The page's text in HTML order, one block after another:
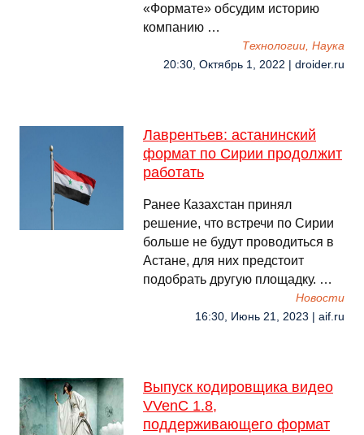
«Формате» обсудим историю
компанию …
Технологии, Наука
20:30, Октябрь 1, 2022 | droider.ru
Лаврентьев: астанинский
формат по Сирии продолжит
работать
Ранее Казахстан принял
решение, что встречи по Сирии
больше не будут проводиться в
Астане, для них предстоит
подобрать другую площадку. …
Новости
16:30, Июнь 21, 2023 | aif.ru
Выпуск кодировщика видео
VVenC 1.8,
поддерживающего формат